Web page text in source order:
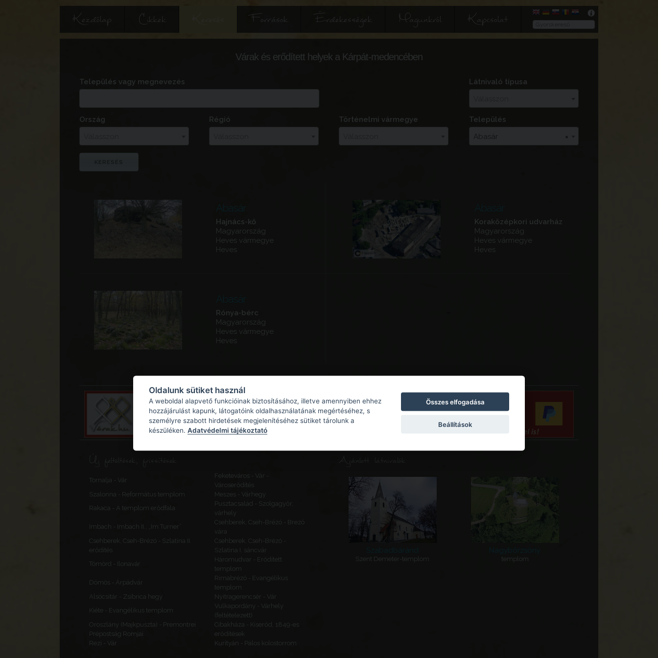
Kezdőlap Cikkek Források Érdekességek Magunkról Kapcsolat
Várak és erődített helyek a Kárpát-medencében
Település vagy megnevezés
Látnivaló típusa
Ország
Régió
Történelmi vármegye
Település
×
Abasár
Abasár
Hajnács-kő
Magyarország
Heves vármegye
Heves
Abasár
Koraközépkori udvarház
Magyarország
Heves vármegye
Heves
Abasár
Rónya-bérc
Magyarország
Heves vármegye
Heves
Új feltöltések, frissítések
Tornalja - Vár
Feketeváros - Vár -
Városerődítés
Szalonna - Református templom
Meszes - Várhegy
Rakaca - A templom erődfala
Pusztacsalád - Szolgagyőr,
várhely
Imbach - Imbach II., „Im Turner”
Csehberek, Cseh-Brézó - Brezó
vára
Csehberek, Cseh-Brézó - Szlatina II.
erődítés
Csehberek, Cseh-Brézó -
Szlatina I. sáncvár
Tömörd - Ilonavár
Háromudvar - Erődített
templom
Dömös - Árpádvár
Rimabrézó - Evangélikus
templom
Alsócsitár - Zsibrica hegy
Nyitragerencsér - Vár
Kiéte - Evangélikus templom
Vulkapordány - Várhely
(feltételezett)
Oroszlány (Majkpuszta) - Premontrei
Prépostság Romjai
Cibakháza - Kiserőd, 1849-es
erődítések
Rezi - Vár
Kurityán - Pálos kolostorrom
Ajánlott látnivalók
Szabadbáránd
Szent Demeter-templom
Nagybörzsöny
templom
Oldalunk sütiket használ
A weboldal alapvető funkcióinak biztosításához, illetve amennyiben ehhez
hozzájárulást kapunk, látogatóink oldalhasználatának megértéséhez, s
személyre szabott hirdetések megjelenítéséhez sütiket tárolunk a
készüléken. Adatvédelmi tájékoztató
Összes elfogadása
Beállítások